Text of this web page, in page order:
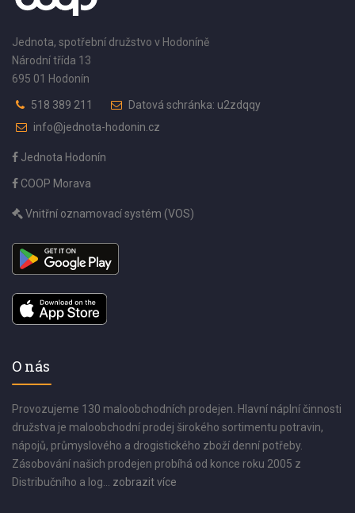
Jednota, spotřební družstvo v Hodoníně
Národní třída 13
695 01 Hodonín
518 389 211
Datová schránka: u2zdqqy
info@jednota-hodonin.cz
Jednota Hodonín
COOP Morava
Vnitřní oznamovací systém (VOS)
O nás
Provozujeme 130 maloobchodních prodejen. Hlavní náplní činnosti
družstva je maloobchodní prodej širokého sortimentu potravin,
nápojů, průmyslového a drogistického zboží denní potřeby.
Zásobování našich prodejen probíhá od konce roku 2005 z
Distribučního a log... zobrazit více